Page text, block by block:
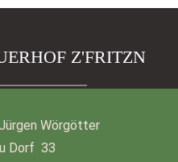
Z'FRITZN
Wörgötter
Dorf 33